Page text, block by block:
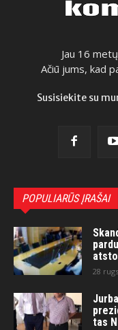
Jau 16
Ačiū jums, kad
Susisiekite su
POPULIARŪS ĮRAŠAI
28
tas